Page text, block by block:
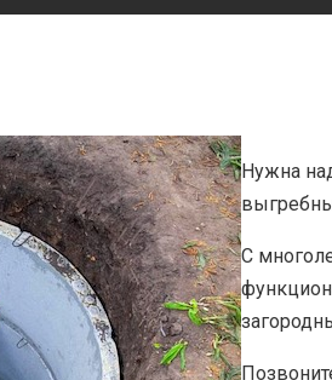
Нужна
С